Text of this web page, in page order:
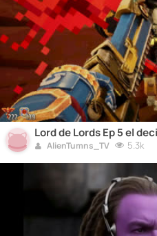
Lord de Lords Ep 5 el
AlienTumns_TV 5.3k